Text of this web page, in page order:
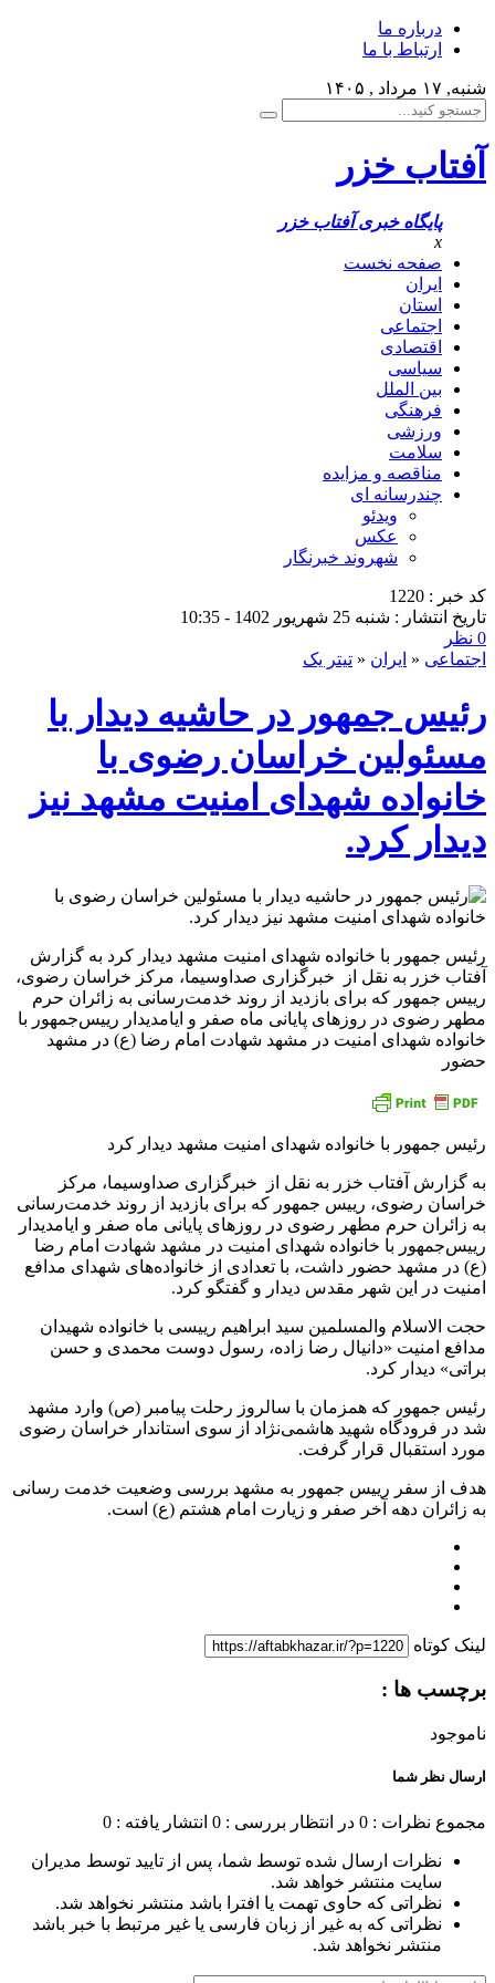
درباره ما
ارتباط با ما
شنبه, ۱۷ مرداد , ۱۴۰۵
آفتاب خزر
پایگاه خبری آفتاب خزر
x
صفحه نخست
ایران
استان
اجتماعی
اقتصادی
سیاسی
بین الملل
فرهنگی
ورزشی
سلامت
مناقصه و مزایده
چندرسانه ای
ویدئو
عکس
شهروند خبرنگار
کد خبر : 1220
تاریخ انتشار : شنبه 25 شهریور 1402 - 10:35
0 نظر
اجتماعی « ایران « تیتر یک
رئیس جمهور در حاشیه دیدار با
مسئولین خراسان رضوی با
خانواده شهدای امنیت مشهد نیز
دیدار کرد.
رئیس جمهور با خانواده شهدای امنیت مشهد دیدار کرد به گزارش
آفتاب خزر به نقل از خبرگزاری صداوسیما، مرکز خراسان رضوی،
رییس جمهور که برای بازدید از روند خدمت‌رسانی به زائران حرم
مطهر رضوی در روز‌های پایانی ماه صفر و ایامدیدار رییس‌جمهور با
خانواده شهدای امنیت در مشهد شهادت امام رضا (ع) در مشهد
حضور
رئیس جمهور با خانواده شهدای امنیت مشهد دیدار کرد
به گزارش آفتاب خزر به نقل از خبرگزاری صداوسیما، مرکز
خراسان رضوی، رییس جمهور که برای بازدید از روند خدمت‌رسانی
به زائران حرم مطهر رضوی در روز‌های پایانی ماه صفر و ایامدیدار
رییس‌جمهور با خانواده شهدای امنیت در مشهد شهادت امام رضا
(ع) در مشهد حضور داشت، با تعدادی از خانواده‌های شهدای مدافع
امنیت در این شهر مقدس دیدار و گفتگو کرد.
حجت الاسلام والمسلمین سید ابراهیم رییسی با خانواده شهیدان
مدافع امنیت «دانیال رضا زاده، رسول دوست محمدی و حسن
براتی» دیدار کرد.
رئیس جمهور که همزمان با سالروز رحلت پیامبر (ص) وارد مشهد
شد در فرودگاه شهید هاشمی‌نژاد از سوی استاندار خراسان رضوی
مورد استقبال قرار گرفت.
هدف از سفر رییس جمهور به مشهد بررسی وضعیت خدمت رسانی
به زائران دهه آخر صفر و زیارت امام هشتم (ع) است.
لینک کوتاه
برچسب ها :
ناموجود
ارسال نظر شما
مجموع نظرات : 0 در انتظار بررسی : 0 انتشار یافته : 0
نظرات ارسال شده توسط شما، پس از تایید توسط مدیران
سایت منتشر خواهد شد.
نظراتی که حاوی تهمت یا افترا باشد منتشر نخواهد شد.
نظراتی که به غیر از زبان فارسی یا غیر مرتبط با خبر باشد
منتشر نخواهد شد.